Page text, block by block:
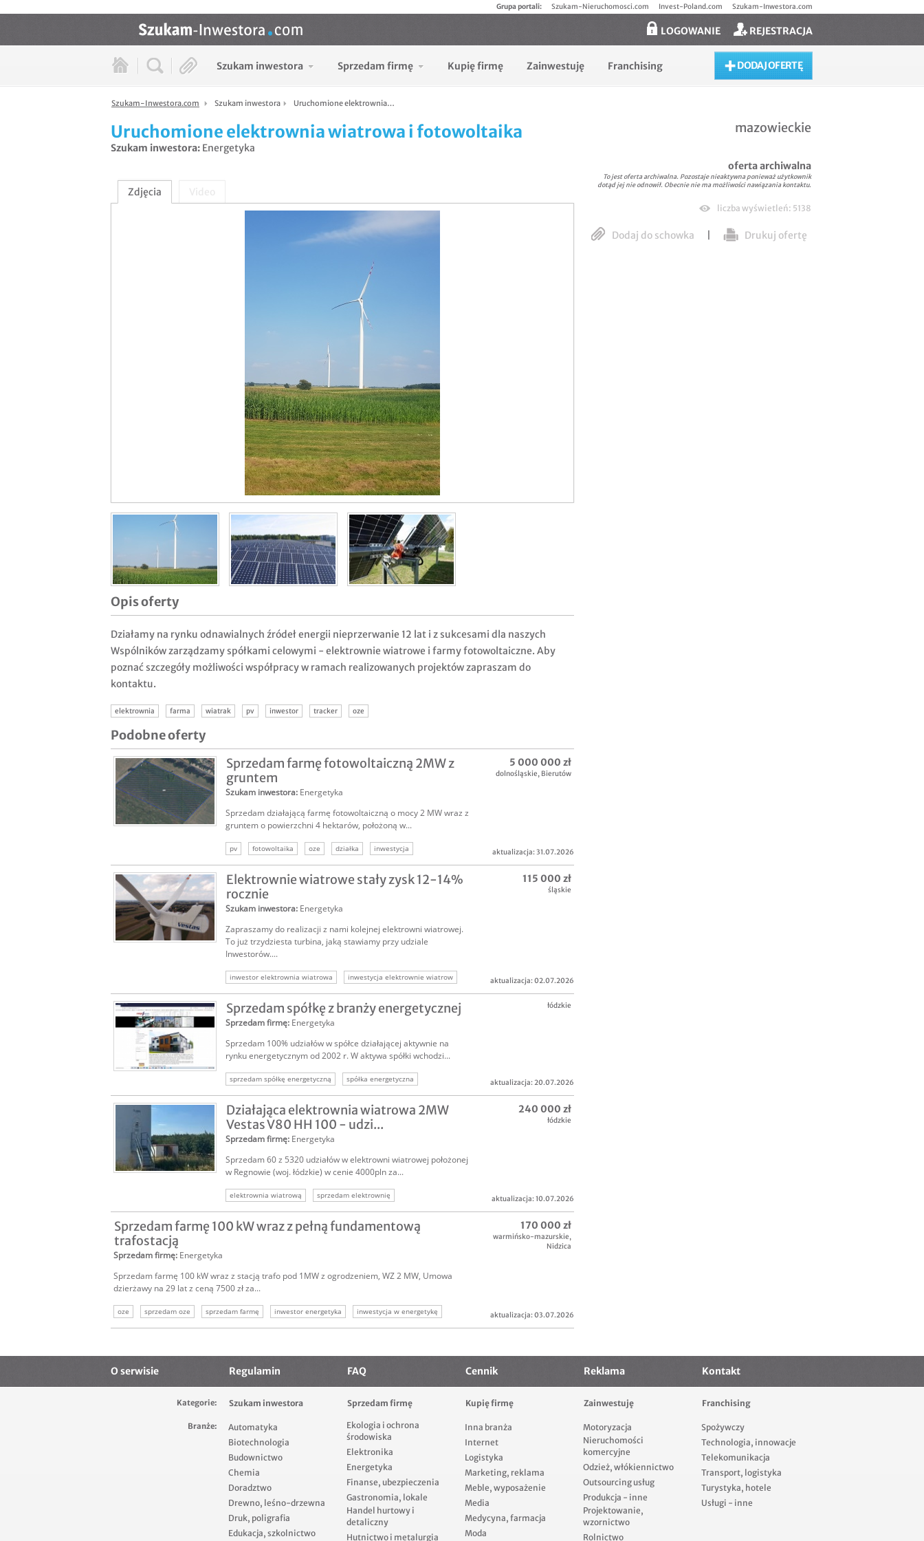
Grupa portali: Szukam-Nieruchomosci.com Invest-Poland.com Szukam-Inwestora.com
LOGOWANIE REJESTRACJA
Szukam inwestora Sprzedam firmę Kupię firmę Zainwestuję Franchising DODAJ OFERTĘ
Szukam-Inwestora.com Szukam inwestora Uruchomione elektrownia…
Uruchomione elektrownia wiatrowa i fotowoltaika
Szukam inwestora: Energetyka
Zdjęcia
Opis oferty
Działamy na rynku odnawialnych źródeł energii nieprzerwanie 12 lat i z sukcesami dla naszych
Wspólników zarządzamy spółkami celowymi - elektrownie wiatrowe i farmy fotowoltaiczne. Aby
poznać szczegóły możliwości współpracy w ramach realizowanych projektów zapraszam do
kontaktu.
elektrownia farma wiatrak pv inwestor tracker oze
Podobne oferty
Sprzedam farmę fotowoltaiczną 2MW z
gruntem
Szukam inwestora: Energetyka
Sprzedam działającą farmę fotowoltaiczną o mocy 2 MW wraz z
gruntem o powierzchni 4 hektarów, położoną w...
pv fotowoltaika oze działka
inwestycja
odnawialne
energia
5 000 000 zł
dolnośląskie, Bierutów
aktualizacja: 31.07.2026
Elektrownie wiatrowe stały zysk 12-14%
rocznie
Szukam inwestora: Energetyka
Zapraszamy do realizacji z nami kolejnej elektrowni wiatrowej.
To już trzydziesta turbina, jaką stawiamy przy udziale
Inwestorów....
inwestor elektrownia wiatrowa
inwestycja elektrownie wiatrow
szukam inwestora energetyka
inwestorzy energetyka
115 000 zł
śląskie
aktualizacja: 02.07.2026
Sprzedam spółkę z branży energetycznej
Sprzedam firmę: Energetyka
Sprzedam 100% udziałów w spółce działającej aktywnie na
rynku energetycznym od 2002 r. W aktywa spółki wchodzi...
sprzedam spółkę energetyczną
spółka energetyczna
sprzedaż spółki
sprzedam firmę energetyczną
energetyka inwestycja
spółka na sprzedaż sprzedaż biznesu
łódzkie
aktualizacja: 20.07.2026
Działająca elektrownia wiatrowa 2MW
Vestas V80 HH 100 - udzi...
Sprzedam firmę: Energetyka
Sprzedam 60 z 5320 udziałów w elektrowni wiatrowej położonej
w Regnowie (woj. łódzkie) w cenie 4000pln za...
elektrownia wiatrową
sprzedam elektrownię
energetyka wiatrowa
oze oze inwestor inwestrycja w oze
240 000 zł
łódzkie
aktualizacja: 10.07.2026
Sprzedam farmę 100 kW wraz z pełną fundamentową
trafostacją
Sprzedam firmę: Energetyka
Sprzedam farmę 100 kW wraz z stacją trafo pod 1MW z ogrodzeniem, WZ 2 MW, Umowa
dzierżawy na 29 lat z ceną 7500 zł za...
oze sprzedam oze sprzedam farmę inwestor energetyka
inwestycja w energetykę
inwestor energetyka odnawialna
170 000 zł
warmińsko-mazurskie,
Nidzica
aktualizacja: 03.07.2026
mazowieckie
oferta archiwalna
To jest oferta archiwalna. Pozostaje nieaktywna ponieważ użytkownik
dotąd jej nie odnowił. Obecnie nie ma możliwości nawiązania kontaktu.
liczba wyświetleń: 5138
Dodaj do schowka Drukuj ofertę
O serwisie Regulamin FAQ Cennik Reklama Kontakt
Kategorie: Szukam inwestora Sprzedam firmę Kupię firmę Zainwestuję Franchising
Branże:
Automatyka
Biotechnologia
Budownictwo
Chemia
Doradztwo
Drewno, leśno-drzewna
Druk, poligrafia
Edukacja, szkolnictwo
Ekologia i ochrona
środowiska
Elektronika
Energetyka
Finanse, ubezpieczenia
Gastronomia, lokale
Handel hurtowy i
detaliczny
Hutnictwo i metalurgia
Inna branża
Internet
Logistyka
Marketing, reklama
Meble, wyposażenie
Media
Medycyna, farmacja
Moda
Motoryzacja
Nieruchomości
komercyjne
Odzież, włókiennictwo
Outsourcing usług
Produkcja - inne
Projektowanie,
wzornictwo
Rolnictwo
Spożywczy
Technologia, innowacje
Telekomunikacja
Transport, logistyka
Turystyka, hotele
Usługi - inne